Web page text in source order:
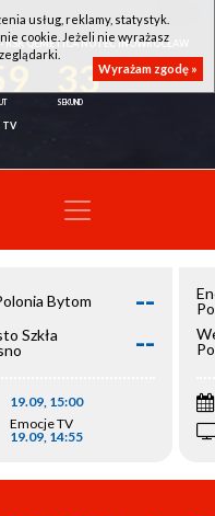
QEMETICA NOTEĆ INOWROCŁAW
33
TV
Bytom --
Szkła
--
19.09, 15:00
Emocje TV
19.09, 14:55
usług, reklamy, statystyk.
cookie. Jeżeli nie wyrażasz
Wyrażam zgodę »